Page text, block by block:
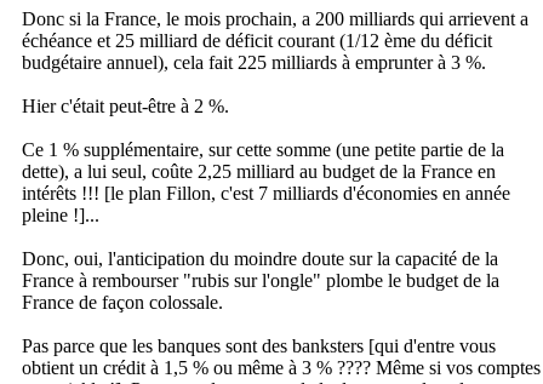
Donc si la France, le mois prochain, a 200 milliards qui arrievent a
échéance et 25 milliard de déficit courant (1/12 ème du déficit
budgétaire annuel), cela fait 225 milliards à emprunter à 3 %.
Hier c'était peut-être à 2 %.
Ce 1 % supplémentaire, sur cette somme (une petite partie de la
dette), a lui seul, coûte 2,25 milliard au budget de la France en
intérêts !!! [le plan Fillon, c'est 7 milliards d'économies en année
pleine !]...
Donc, oui, l'anticipation du moindre doute sur la capacité de la
France à rembourser "rubis sur l'ongle" plombe le budget de la
France de façon colossale.
Pas parce que les banques sont des banksters [qui d'entre vous
obtient un crédit à 1,5 % ou même à 3 % ???? Même si vos comptes